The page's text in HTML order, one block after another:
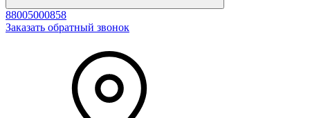
88005000858
Заказать обратный звонок